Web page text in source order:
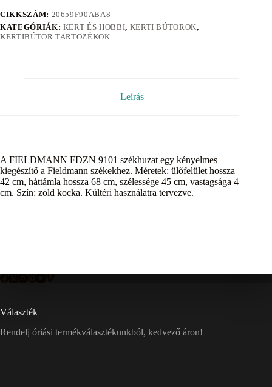
CIKKSZÁM: 20659F90ABA8
KATEGÓRIÁK: KERT ÉS HOBBI, KERTI BÚTOROK,
KERTIBÚTOR TARTOZÉKOK
Leírás
A FIELDMANN FDZN 9101 székhuzat egy kényelmes
kiegészítő a Fieldmann székekhez. Méretek: ülőfelület hossza
42 cm, háttámla hossza 68 cm, szélessége 45 cm, vastagsága 4
cm. Szín: zöld kocka. Kültéri használatra tervezve.
Választék
Rendelj óriási termékválasztékunkból, kedvező áron!